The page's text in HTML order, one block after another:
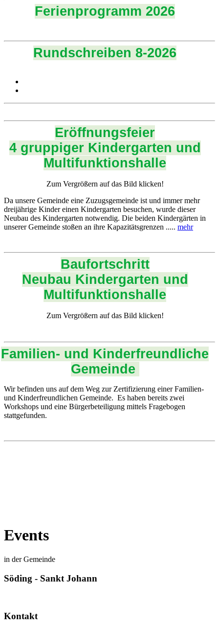
Ferienprogramm 2026
Rundschreiben 8-2026
Eröffnungsfeier
4 gruppiger Kindergarten und
Multifunktionshalle
Zum Vergrößern auf das Bild klicken!
Da unsere Gemeinde eine Zuzugsgemeinde ist und immer mehr
dreijährige Kinder einen Kindergarten besuchen, wurde dieser
Neubau des Kindergarten notwendig. Die beiden Kindergärten in
unserer Gemeinde stoßen an ihre Kapazitätsgrenzen ..... mehr
Baufortschritt
Neubau Kindergarten und
Multifunktionshalle
Zum Vergrößern auf das Bild klicken!
Familien- und Kinderfreundliche
Gemeinde
Wir befinden uns auf dem Weg zur Zertifizierung einer Familien-
und Kinderfreundlichen Gemeinde. Es haben bereits zwei
Workshops und eine Bürgerbeteiligung mittels Fragebogen
stattgefunden.
Events
in der Gemeinde
Söding - Sankt Johann
Kontakt